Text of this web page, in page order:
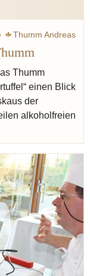
Thumm Andreas
Gastfreundschaft
Thumm
einen Blick
der
alkoholfreien